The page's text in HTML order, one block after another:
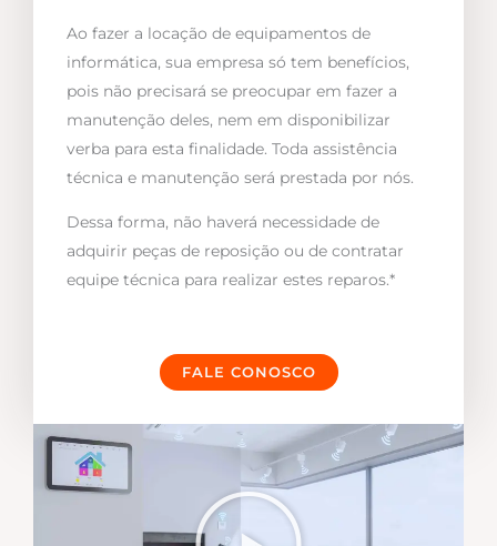
Ao fazer a locação de equipamentos de
informática, sua empresa só tem benefícios,
pois não precisará se preocupar em fazer a
manutenção deles, nem em disponibilizar
verba para esta finalidade. Toda assistência
técnica e manutenção será prestada por nós.
Dessa forma, não haverá necessidade de
adquirir peças de reposição ou de contratar
equipe técnica para realizar estes reparos.*
FALE CONOSCO